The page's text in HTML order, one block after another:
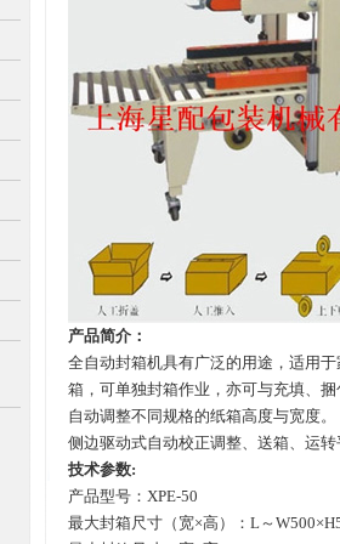
产品简介：
全自动封箱机具有广泛的用途，适用
箱，可单独封箱作业，亦可与充填、
自动调整不同规格的纸箱高度与宽度。
侧边驱动式自动校正调整、送箱、运转
技术参数:
产品型号：XPE-50
最大封箱尺寸（宽×高）：L～